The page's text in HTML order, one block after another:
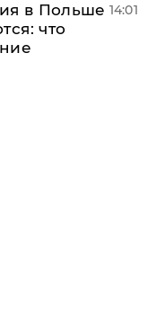
в Польше
что
14:01